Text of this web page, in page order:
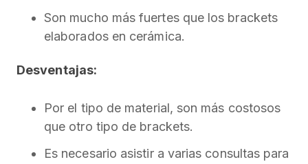
Son mucho más fuertes que los brackets
elaborados en cerámica.
Desventajas:
Por el tipo de material, son más costosos
que otro tipo de brackets.
Es necesario asistir a varias consultas para